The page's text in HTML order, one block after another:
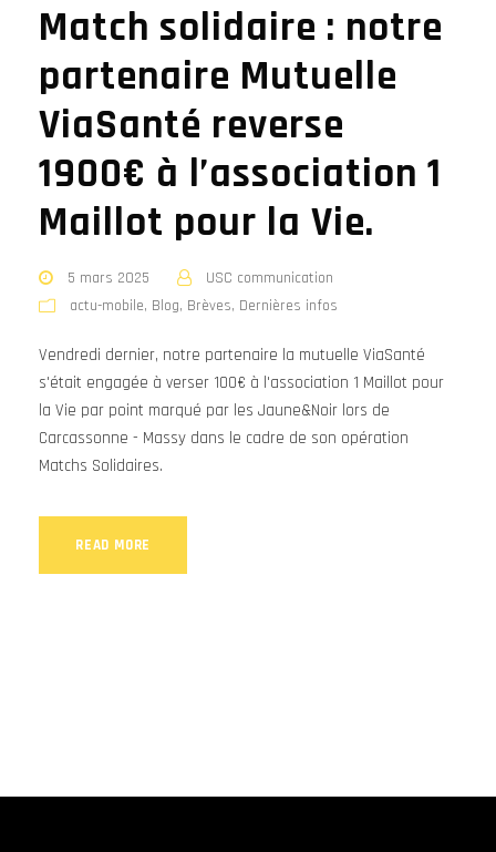
Match solidaire : notre
partenaire Mutuelle
ViaSanté reverse
1900€ à l’association 1
Maillot pour la Vie.
5 mars 2025
USC communication
actu-mobile, Blog, Brèves, Dernières infos
Vendredi dernier, notre partenaire la mutuelle ViaSanté
s'était engagée à verser 100€ à l'association 1 Maillot pour
la Vie par point marqué par les Jaune&Noir lors de
Carcassonne - Massy dans le cadre de son opération
Matchs Solidaires.
READ MORE